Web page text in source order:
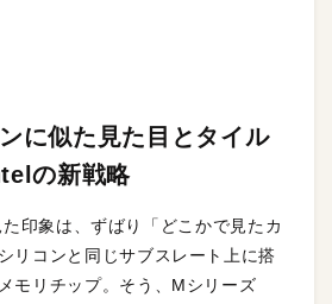
に似た見た目とタイル
の新戦略
印象は、ずばり「どこかで見たカ
リコンと同じサブスレート上に搭
モリチップ。そう、Mシリーズ